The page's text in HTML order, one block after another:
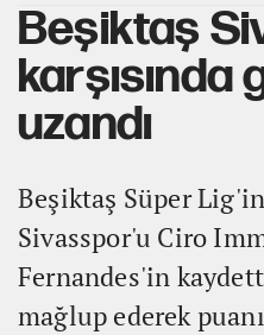
Beşiktaş
karşısında
uzandı
Beşiktaş Süper
Sivasspor'u Ciro
Fernandes'in
mağlup ederek